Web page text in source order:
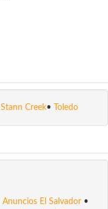
Stann Creek• Toledo
Anuncios El Salvador •